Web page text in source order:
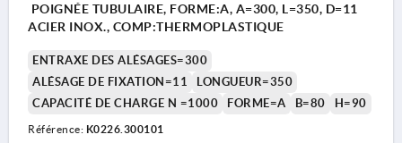
POIGNÉE TUBULAIRE, FORME:A, A=300, L=350, D=11
ACIER INOX., COMP:THERMOPLASTIQUE
ENTRAXE DES ALÉSAGES=300
ALÉSAGE DE FIXATION=11
LONGUEUR=350
CAPACITÉ DE CHARGE N =1000
FORME=A B=80 H=90
Référence: K0226.300101